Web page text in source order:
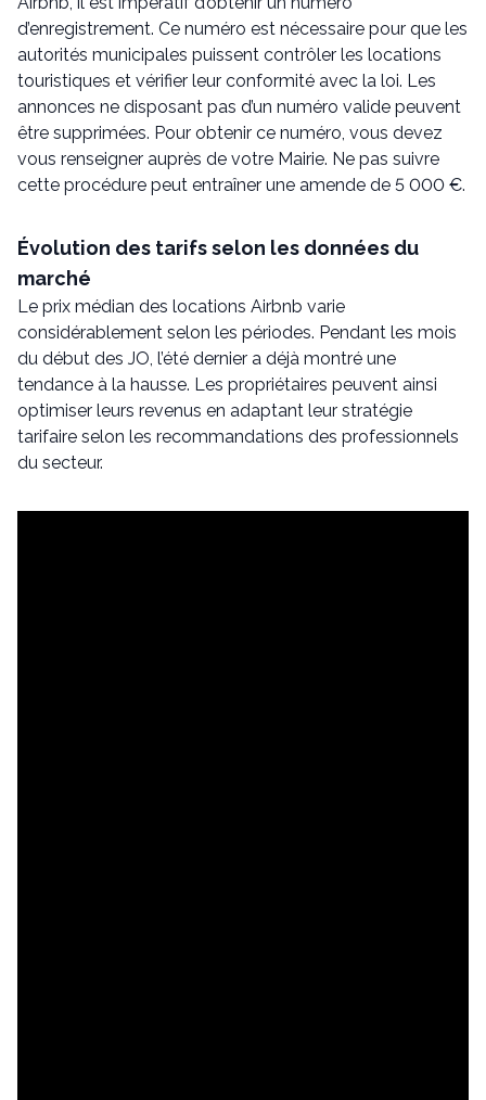
d’enregistrement. Ce numéro est nécessaire pour que les
autorités municipales puissent contrôler les locations
touristiques et vérifier leur conformité avec la loi. Les
annonces ne disposant pas d’un numéro valide peuvent
être supprimées. Pour obtenir ce numéro, vous devez
vous renseigner auprès de votre Mairie. Ne pas suivre
cette procédure peut entraîner une amende de 5 000 €.
Évolution des tarifs selon les données du
marché
Le prix médian des locations Airbnb varie
considérablement selon les périodes. Pendant les mois
du début des JO, l’été dernier a déjà montré une
tendance à la hausse. Les propriétaires peuvent ainsi
optimiser leurs revenus en adaptant leur stratégie
tarifaire selon les recommandations des professionnels
du secteur.